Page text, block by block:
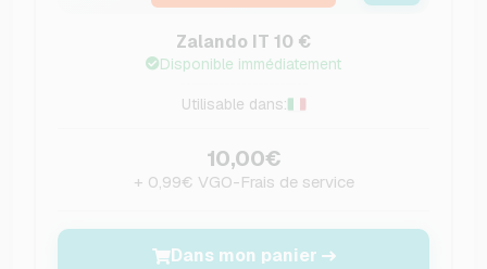
Zalando IT 10 €
Disponible immédiatement
Utilisable dans:
10,00€
+ 0,99€ VGO-Frais de service
Dans mon panier